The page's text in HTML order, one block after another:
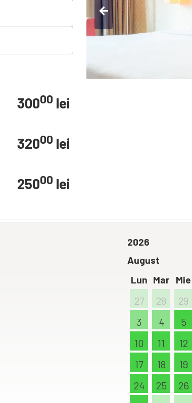
30000 lei
32000 lei
25000 lei
arrow_back
2026
August
Lun Mar Mie
27 28 29
3
4 5
10
11 12
17
18 19
24
25 26